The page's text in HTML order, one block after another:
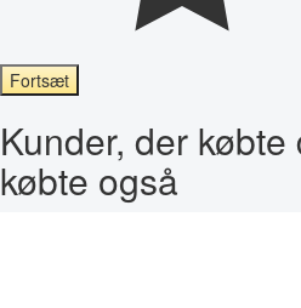
Fortsæt
Kunder, der
købte også